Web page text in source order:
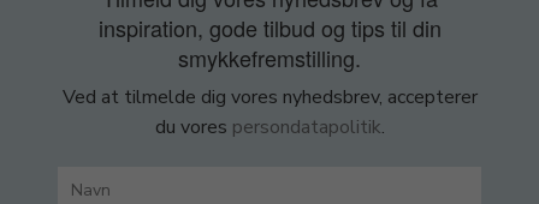
inspiration, gode tilbud og tips til din
smykkefremstilling.
Ved at tilmelde dig vores nyhedsbrev, accepterer
du vores persondatapolitik.